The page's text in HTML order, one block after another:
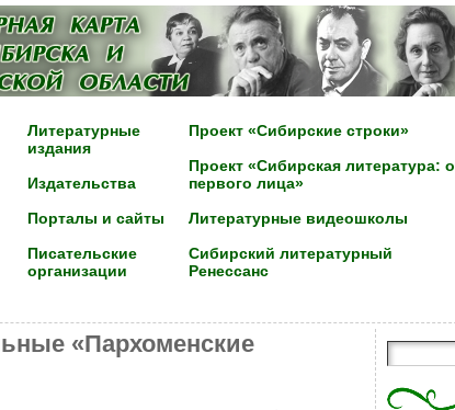
Литературные
издания
Издательства
Порталы и сайты
Писательские
организации
Проект «Сибирские строки»
Проект «Сибирская литература:
первого лица»
Литературные видеошколы
Сибирский литературный
Ренессанс
«Пархоменские